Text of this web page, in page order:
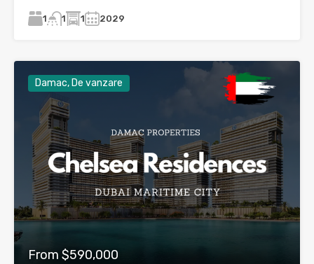
1 1 1 2029
Damac, De vanzare
From $590,000